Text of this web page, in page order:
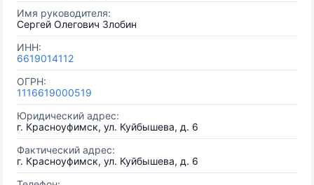
Имя руководителя:
Сергей Олегович Злобин
ИНН:
6619014112
ОГРН:
1116619000519
Юридический адрес:
г. Красноуфимск, ул. Куйбышева, д. 6
Фактический адрес:
г. Красноуфимск, ул. Куйбышева, д. 6